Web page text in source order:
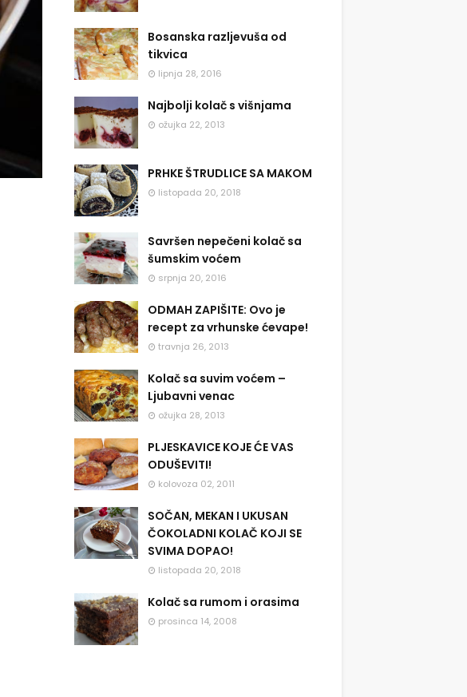
Bosanska razljevuša od
tikvica
lipnja 28, 2016
Najbolji kolač s višnjama
ožujka 22, 2013
PRHKE ŠTRUDLICE SA MAKOM
listopada 20, 2018
Savršen nepečeni kolač sa
šumskim voćem
srpnja 20, 2016
ODMAH ZAPIŠITE: Ovo je
recept za vrhunske ćevape!
travnja 26, 2013
Kolač sa suvim voćem –
Ljubavni venac
ožujka 28, 2013
PLJESKAVICE KOJE ĆE VAS
ODUŠEVITI!
kolovoza 02, 2011
SOČAN, MEKAN I UKUSAN
ČOKOLADNI KOLAČ KOJI SE
SVIMA DOPAO!
listopada 20, 2018
Kolač sa rumom i orasima
prosinca 14, 2008